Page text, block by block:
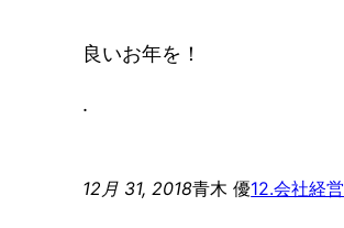
良いお年を！
.
12月 31, 2018青木 優12.会社経営